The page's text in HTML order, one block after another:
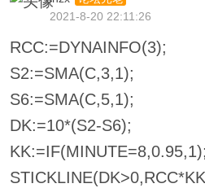
2021-8-20 22:11:26
RCC:=DYNAINFO(3);
S2:=SMA(C,3,1);
S6:=SMA(C,5,1);
DK:=10*(S2-S6);
KK:=IF(MINUTE=8,0.95,1);